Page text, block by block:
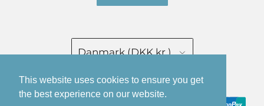
This website uses cookies to ensure you get
the best experience on our website.
Danmark (DKK kr.)
Dansk